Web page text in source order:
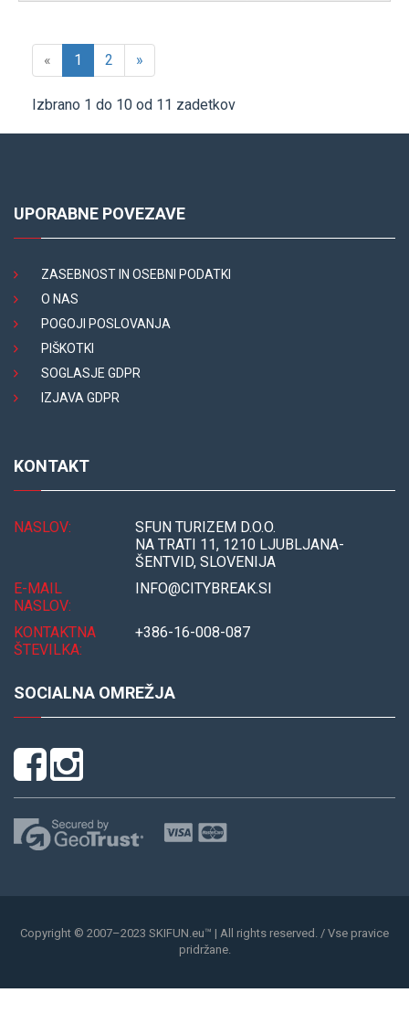
« 1 2 »
Izbrano 1 do 10 od 11 zadetkov
UPORABNE POVEZAVE
ZASEBNOST IN OSEBNI PODATKI
O NAS
POGOJI POSLOVANJA
PIŠKOTKI
SOGLASJE GDPR
IZJAVA GDPR
KONTAKT
NASLOV:
SFUN TURIZEM D.O.O.
NA TRATI 11, 1210 LJUBLJANA-
ŠENTVID, SLOVENIJA
E-MAIL
NASLOV:
INFO@CITYBREAK.SI
KONTAKTNA
ŠTEVILKA:
+386-16-008-087
SOCIALNA OMREŽJA
Copyright © 2007–2023 SKIFUN.eu™ | All rights reserved. / Vse pravice
pridržane.